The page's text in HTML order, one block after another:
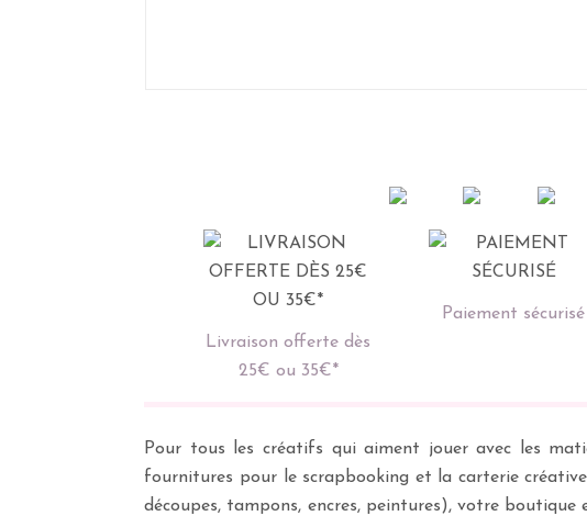
Livraison offerte dès
25€ ou 35€*
Paiement sécurisé
Pour tous les créatifs qui aiment jouer avec les
fournitures pour le scrapbooking et la carterie
découpes, tampons, encres, peintures), votre